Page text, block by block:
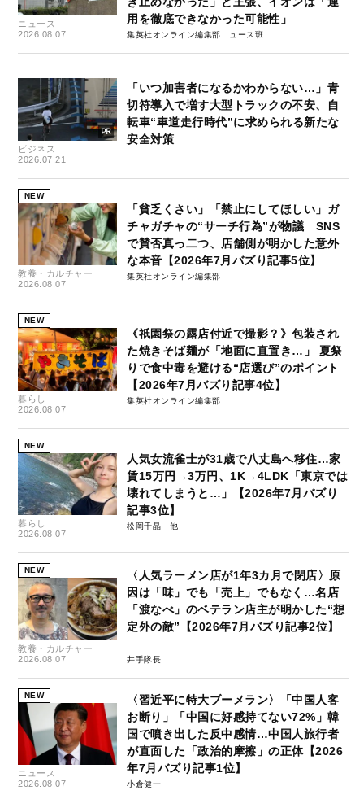
ニュース
2026.08.07
用を徹底できなかった可能性」
集英社オンライン編集部ニュース班
ビジネス
2026.07.21
「いつ加害者になるかわからない…」青
切符導入で増す大型トラックの不安、自
転車“車道走行時代”に求められる新たな
安全対策
NEW
教養・カルチャー
2026.08.07
「貧乏くさい」「禁止にしてほしい」ガ
チャガチャの“サーチ行為”が物議 SNS
で賛否真っ二つ、店舗側が明かした意外
な本音【2026年7月バズり記事5位】
集英社オンライン編集部
NEW
暮らし
2026.08.07
《祇園祭の露店付近で撮影？》包装され
た焼きそば麺が「地面に直置き…」 夏祭
りで食中毒を避ける“店選び”のポイント
【2026年7月バズり記事4位】
集英社オンライン編集部
NEW
暮らし
2026.08.07
人気女流雀士が31歳で八丈島へ移住…家
賃15万円→3万円、1K→4LDK「東京では
壊れてしまうと…」【2026年7月バズり
記事3位】
松岡千晶
NEW
教養・カルチャー
2026.08.07
〈人気ラーメン店が1年3カ月で閉店〉原
因は「味」でも「売上」でもなく…名店
「渡なべ」のベテラン店主が明かした“想
定外の敵”【2026年7月バズり記事2位】
井手隊長
NEW
ニュース
2026.08.07
〈習近平に特大ブーメラン〉「中国人客
お断り」「中国に好感持てない72%」韓
国で噴き出した反中感情…中国人旅行者
が直面した「政治的摩擦」の正体【2026
年7月バズり記事1位】
小倉健一